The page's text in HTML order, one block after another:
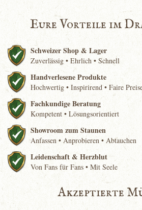
Eure Vorteile im
Schweizer Shop & Lager
Zuverlässig • Ehrlich • Schnell
Handverlesene Produkte
Hochwertig • Inspirirend • Faire
Fachkundige Beratung
Kompetent • Lösungsorientiert
Showroom zum Staunen
Anfassen • Anprobieren • Abtauchen
Leidenschaft & Herzblut
Von Fans für Fans • Mit Seele
Akzeptierte